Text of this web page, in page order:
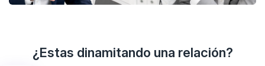
¿Estas dinamitando una relación?